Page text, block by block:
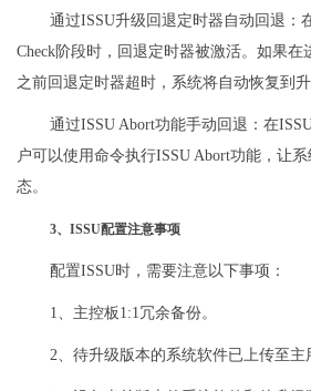
通过ISSU升级回退定时器自动回退：
Check阶段时，回退定时器被激活。如果在
之前回退定时器超时，系统将自动恢复到升
通过ISSU Abort功能手动回退：在
户可以使用命令执行ISSU Abort功能，让
态。
3、ISSU配置注意事项
配置ISSU时，需要注意以下事项：
1、主控板1:1冗余备份。
2、待升级版本的系统软件已上传至主